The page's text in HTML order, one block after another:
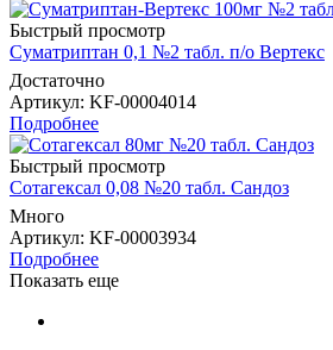
Быстрый просмотр
Суматриптан 0,1 №2 табл. п/о Вертекс
Достаточно
Артикул: KF-00004014
Подробнее
Быстрый просмотр
Сотагексал 0,08 №20 табл. Сандоз
Много
Артикул: KF-00003934
Подробнее
Показать еще